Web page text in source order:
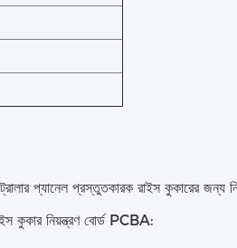
প্যানেল প্রস্তুতকারক রাইস কুকারের জন্য
কুকার নিয়ন্ত্রণ বোর্ড PCBA: